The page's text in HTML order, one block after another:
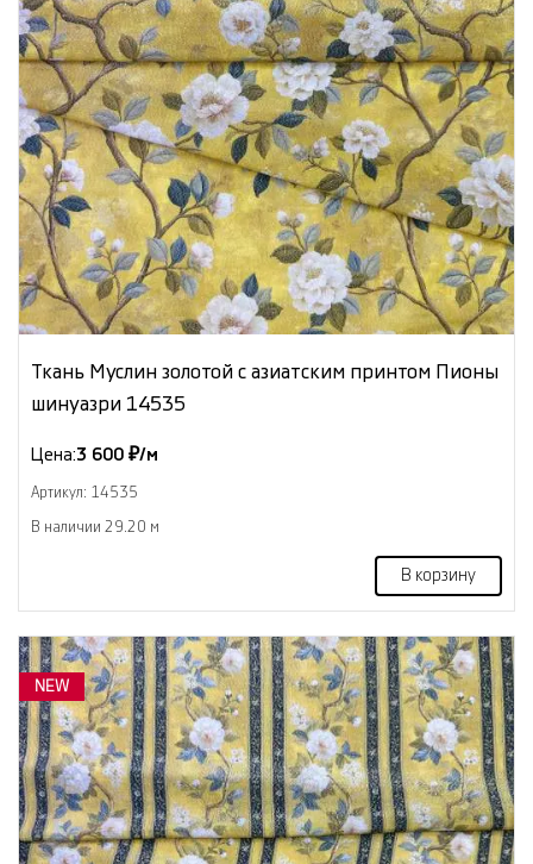
Ткань Муслин золотой с азиатским принтом Пионы
шинуазри 14535
Цена:3 600 ₽/м
Артикул: 14535
В наличии 29.20 м
В корзину
NEW